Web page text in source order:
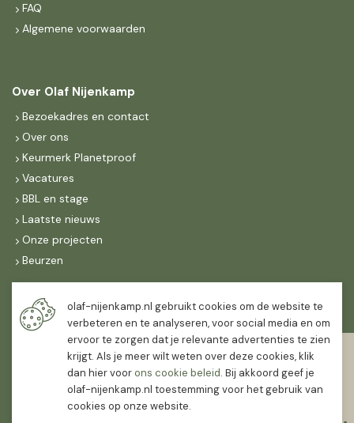
FAQ
Algemene voorwaarden
Over Olaf Nijenkamp
Bezoekadres en contact
Over ons
Keurmerk Planetproof
Vacatures
BBL en stage
Laatste nieuws
Onze projecten
Beurzen
Maandag t/m vrijdag
07:30-
16:30
12:00
olaf-nijenkamp.nl gebruikt cookies om de website te
verbeteren en te analyseren, voor social media en om
ervoor te zorgen dat je relevante advertenties te zien
krijgt. Als je meer wilt weten over deze cookies, klik
dan hier voorons cookie beleid. Bij akkoord geef je
olaf-nijenkamp.nl toestemming voor het gebruik van
cookies op onze website.